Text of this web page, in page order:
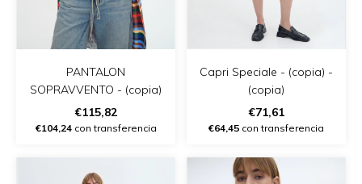
PANTALON
SOPRAVVENTO - (copia)
€115,82
€104,24con transferencia
Capri Speciale - (copia) -
(copia)
€71,61
€64,45 con transferencia